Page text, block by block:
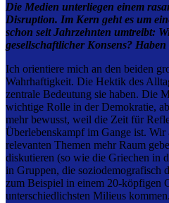
Die Medien unterliegen einem
Disruption. Im Kern geht es um
schon seit Jahrzehnten umtreibt:
gesellschaftlicher Konsens?
Ich orientiere mich an den beiden
Wahrhaftigkeit. Die Hektik des
zentrale Bedeutung sie haben. Die
wichtige Rolle in der Demokratie,
mehr bewusst, weil die Zeit für
Überlebenskampf im Gange ist. Wir
relevanten Themen mehr Raum
diskutieren (so wie die Griechen in
in Gruppen, die soziodemografisch
zum Beispiel in einem 20-köpfigen
unterschiedlichsten Milieus